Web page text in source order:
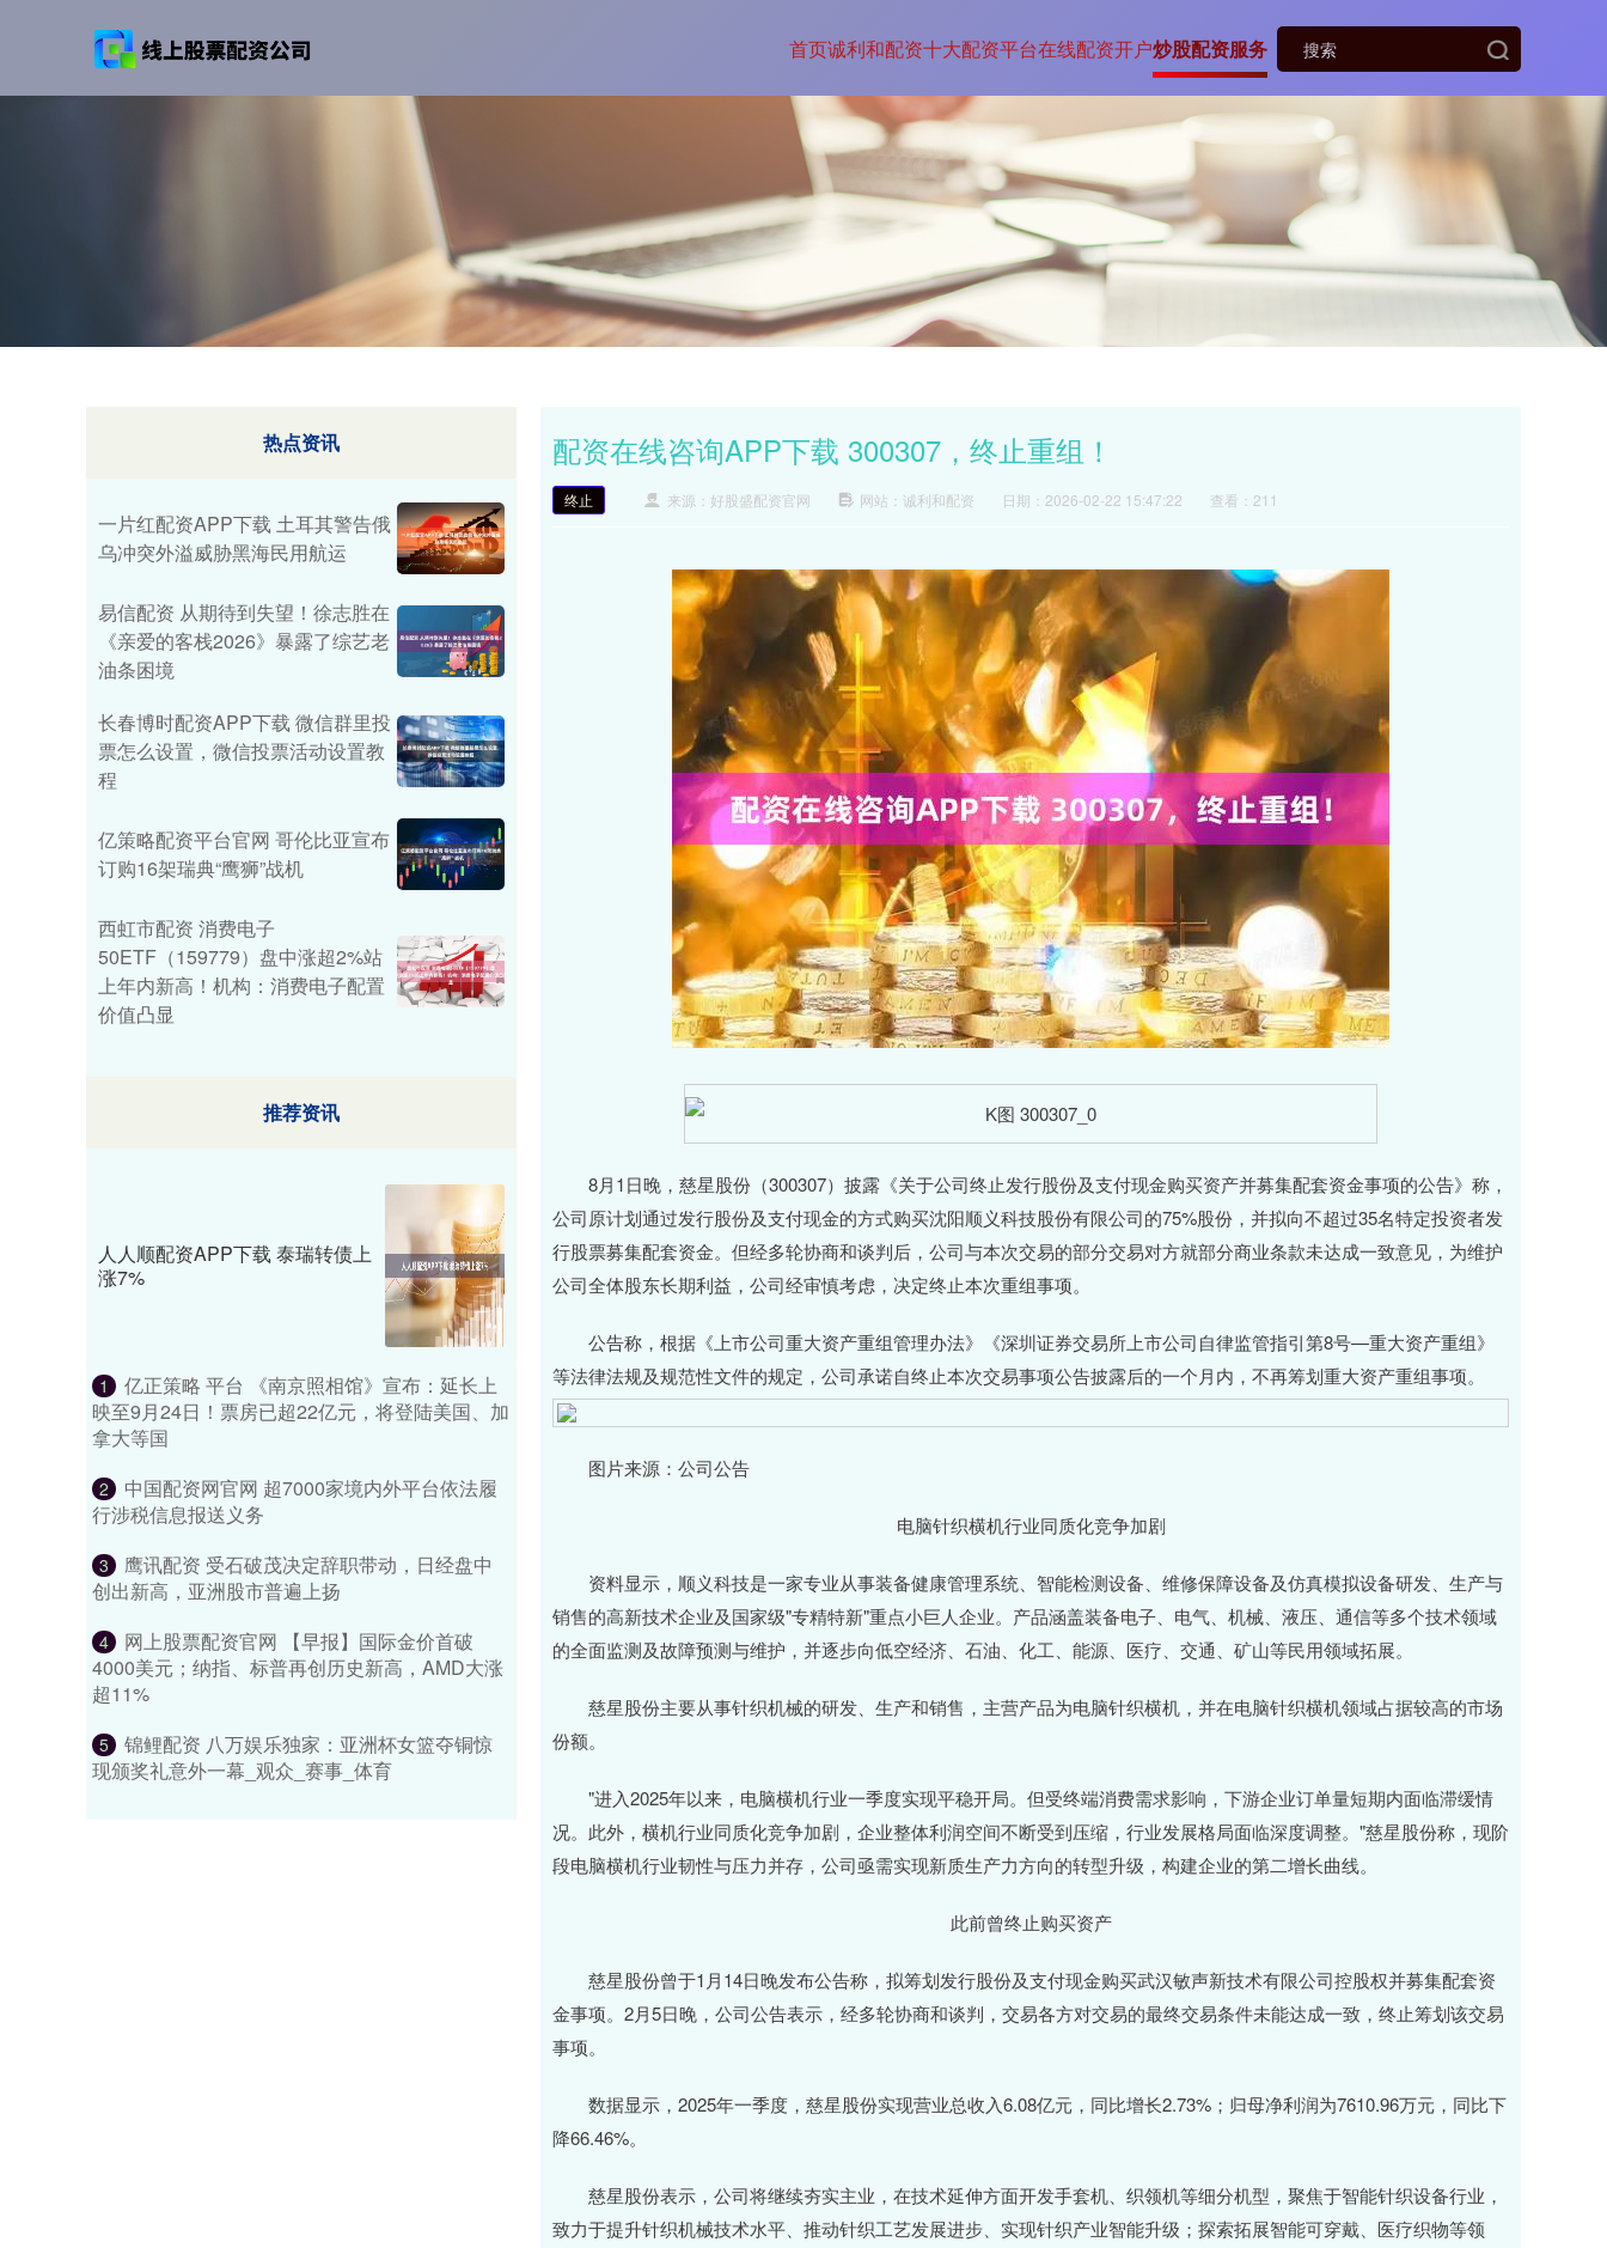
首页诚利和配资十大配资平台在线配资开户炒股配资服务
配资在线咨询APP下载 300307，终止重组！
终止 来源：好股盛配资官网 网站：诚利和配资 日期：2026-02-22 15:47:22 查看：211
8月1日晚，慈星股份（300307）披露《关于公司终止发行股份及支付现金购买资产并募集配套资金事项的公告》称，
公司原计划通过发行股份及支付现金的方式购买沈阳顺义科技股份有限公司的75%股份，并拟向不超过35名特定投资者发
行股票募集配套资金。但经多轮协商和谈判后，公司与本次交易的部分交易对方就部分商业条款未达成一致意见，为维护
公司全体股东长期利益，公司经审慎考虑，决定终止本次重组事项。
公告称，根据《上市公司重大资产重组管理办法》《深圳证券交易所上市公司自律监管指引第8号—重大资产重组》
等法律法规及规范性文件的规定，公司承诺自终止本次交易事项公告披露后的一个月内，不再筹划重大资产重组事项。
图片来源：公司公告
电脑针织横机行业同质化竞争加剧
资料显示，顺义科技是一家专业从事装备健康管理系统、智能检测设备、维修保障设备及仿真模拟设备研发、生产与
销售的高新技术企业及国家级"专精特新"重点小巨人企业。产品涵盖装备电子、电气、机械、液压、通信等多个技术领域
的全面监测及故障预测与维护，并逐步向低空经济、石油、化工、能源、医疗、交通、矿山等民用领域拓展。
慈星股份主要从事针织机械的研发、生产和销售，主营产品为电脑针织横机，并在电脑针织横机领域占据较高的市场
份额。
"进入2025年以来，电脑横机行业一季度实现平稳开局。但受终端消费需求影响，下游企业订单量短期内面临滞缓情
况。此外，横机行业同质化竞争加剧，企业整体利润空间不断受到压缩，行业发展格局面临深度调整。"慈星股份称，现阶
段电脑横机行业韧性与压力并存，公司亟需实现新质生产力方向的转型升级，构建企业的第二增长曲线。
此前曾终止购买资产
慈星股份曾于1月14日晚发布公告称，拟筹划发行股份及支付现金购买武汉敏声新技术有限公司控股权并募集配套资
金事项。2月5日晚，公司公告表示，经多轮协商和谈判，交易各方对交易的最终交易条件未能达成一致，终止筹划该交易
事项。
数据显示，2025年一季度，慈星股份实现营业总收入6.08亿元，同比增长2.73%；归母净利润为7610.96万元，同比下
降66.46%。
慈星股份表示，公司将继续夯实主业，在技术延伸方面开发手套机、织领机等细分机型，聚焦于智能针织设备行业，
致力于提升针织机械技术水平、推动针织工艺发展进步、实现针织产业智能升级；探索拓展智能可穿戴、医疗织物等领
热点资讯
一片红配资APP下载 土耳其警告俄
乌冲突外溢威胁黑海民用航运
易信配资 从期待到失望！徐志胜在
《亲爱的客栈2026》暴露了综艺老
油条困境
长春博时配资APP下载 微信群里投
票怎么设置，微信投票活动设置教
程
亿策略配资平台官网 哥伦比亚宣布
订购16架瑞典“鹰狮”战机
西虹市配资 消费电子
50ETF（159779）盘中涨超2%站
上年内新高！机构：消费电子配置
价值凸显
推荐资讯
人人顺配资APP下载 泰瑞转债上
涨7%
1
亿正策略 平台 《南京照相馆》宣布：延长上
映至9月24日！票房已超22亿元，将登陆美国、加
拿大等国
2
中国配资网官网 超7000家境内外平台依法履
行涉税信息报送义务
3
鹰讯配资 受石破茂决定辞职带动，日经盘中
创出新高，亚洲股市普遍上扬
4
网上股票配资官网 【早报】国际金价首破
4000美元；纳指、标普再创历史新高，AMD大涨
超11%
5
锦鲤配资 八万娱乐独家：亚洲杯女篮夺铜惊
现颁奖礼意外一幕_观众_赛事_体育